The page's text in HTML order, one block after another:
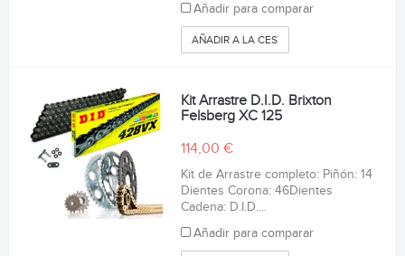
Añadir para comparar
AÑADIR A LA CESTA
Kit Arrastre D.I.D. Brixton
Felsberg XC 125
114,00 €
Kit de Arrastre completo: Piñón: 14
Dientes Corona: 46Dientes
Cadena: D.I.D....
Añadir para comparar